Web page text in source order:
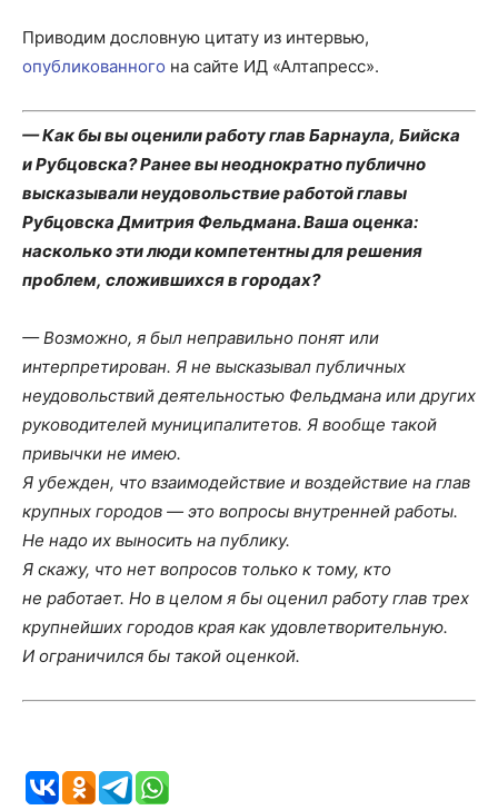
Приводим дословную цитату из интервью,
опубликованного на сайте ИД «Алтапресс».
— Как бы вы оценили работу глав Барнаула, Бийска
и Рубцовска? Ранее вы неоднократно публично
высказывали неудовольствие работой главы
Рубцовска Дмитрия Фельдмана. Ваша оценка:
насколько эти люди компетентны для решения
проблем, сложившихся в городах?
— Возможно, я был неправильно понят или
интерпретирован. Я не высказывал публичных
неудовольствий деятельностью Фельдмана или других
руководителей муниципалитетов. Я вообще такой
привычки не имею.
Я убежден, что взаимодействие и воздействие на глав
крупных городов — это вопросы внутренней работы.
Не надо их выносить на публику.
Я скажу, что нет вопросов только к тому, кто
не работает. Но в целом я бы оценил работу глав трех
крупнейших городов края как удовлетворительную.
И ограничился бы такой оценкой.